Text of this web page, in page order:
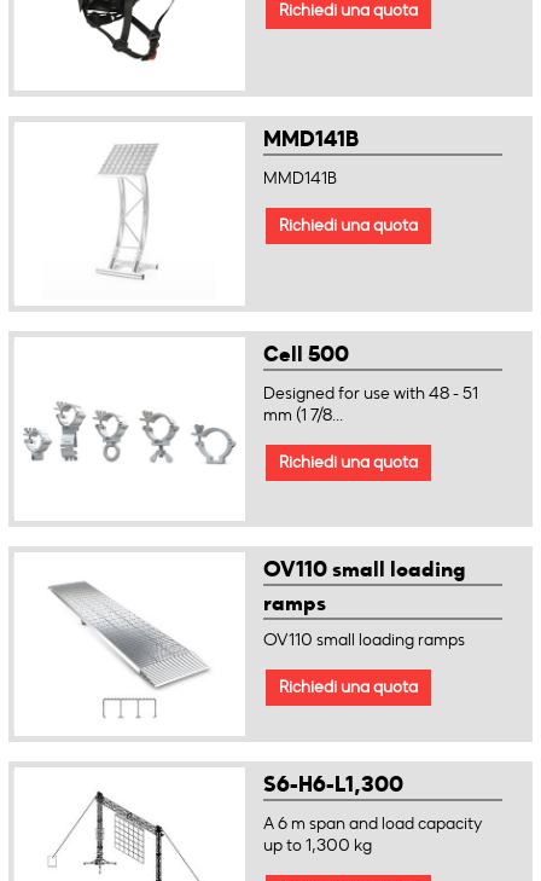
Richiedi una quota
MMD141B
MMD141B
Richiedi una quota
Cell 500
Designed for use with 48 - 51
mm (1 7/8...
Richiedi una quota
OV110 small loading
ramps
OV110 small loading ramps
Richiedi una quota
S6-H6-L1,300
A 6 m span and load capacity
up to 1,300 kg